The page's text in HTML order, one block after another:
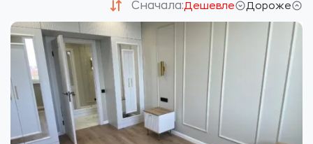
Сначала:Дешевле Дороже